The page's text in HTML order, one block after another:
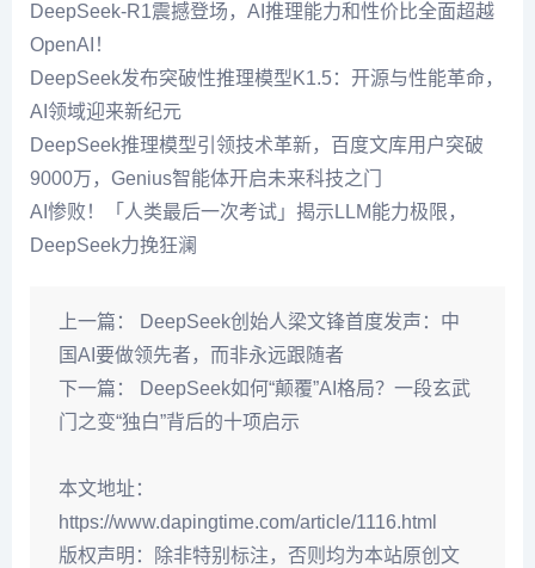
DeepSeek-R1震撼登场，AI推理能力和性价比全面超越
OpenAI！
DeepSeek发布突破性推理模型K1.5：开源与性能革命，
AI领域迎来新纪元
DeepSeek推理模型引领技术革新，百度文库用户突破
9000万，Genius智能体开启未来科技之门
AI惨败！「人类最后一次考试」揭示LLM能力极限，
DeepSeek力挽狂澜
上一篇：
DeepSeek创始人梁文锋首度发声：中
国AI要做领先者，而非永远跟随者
下一篇：
DeepSeek如何“颠覆”AI格局？一段玄武
门之变“独白”背后的十项启示
本文地址：
https://www.dapingtime.com/article/1116.html
版权声明：
除非特别标注，否则均为本站原创文